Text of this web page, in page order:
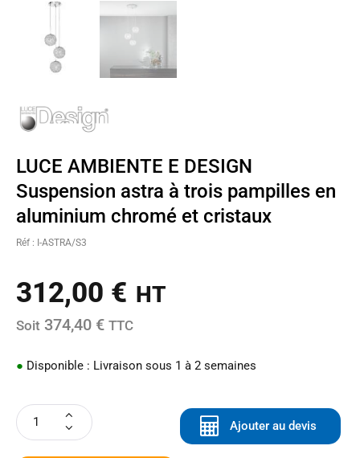
LUCE AMBIENTE E DESIGN
Suspension astra à trois pampilles en
aluminium chromé et cristaux
Réf : I-ASTRA/S3
312,00 € HT
Soit 374,40 € TTC
● Disponible : Livraison sous 1 à 2 semaines
Ajouter au devis